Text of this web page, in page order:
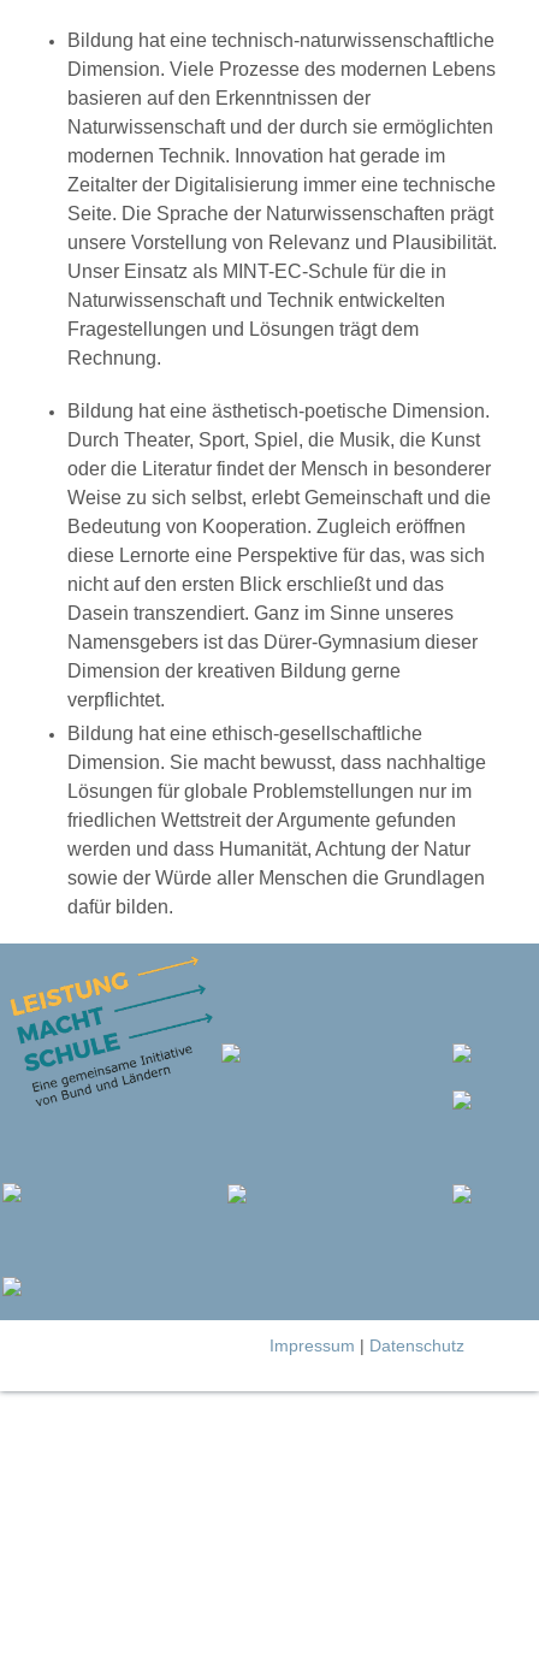
Bildung hat eine technisch-naturwissenschaftliche
Dimension. Viele Prozesse des modernen Lebens
basieren auf den Erkenntnissen der
Naturwissenschaft und der durch sie ermöglichten
modernen Technik. Innovation hat gerade im
Zeitalter der Digitalisierung immer eine technische
Seite. Die Sprache der Naturwissenschaften prägt
unsere Vorstellung von Relevanz und Plausibilität.
Unser Einsatz als MINT-EC-Schule für die in
Naturwissenschaft und Technik entwickelten
Fragestellungen und Lösungen trägt dem
Rechnung.
Bildung hat eine ästhetisch-poetische Dimension.
Durch Theater, Sport, Spiel, die Musik, die Kunst
oder die Literatur findet der Mensch in besonderer
Weise zu sich selbst, erlebt Gemeinschaft und die
Bedeutung von Kooperation. Zugleich eröffnen
diese Lernorte eine Perspektive für das, was sich
nicht auf den ersten Blick erschließt und das
Dasein transzendiert. Ganz im Sinne unseres
Namens­gebers ist das Dürer-Gymnasium dieser
Dimension der kreativen Bildung gerne
verpflichtet.
Bildung hat eine ethisch-gesellschaftliche
Dimension. Sie macht bewusst, dass nachhaltige
Lösungen für globale Problemstellungen nur im
friedlichen Wettstreit der Argumente gefunden
werden und dass Humanität, Achtung der Natur
sowie der Würde aller Menschen die Grundlagen
dafür bilden.
Impressum | Datenschutz